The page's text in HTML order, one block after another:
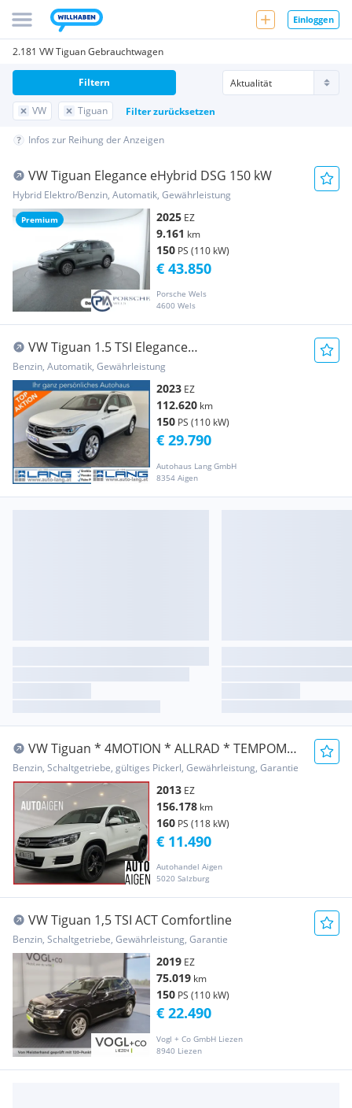
Einloggen
2.181 VW Tiguan Gebrauchtwagen
VW Tiguan Filter zurücksetzen
Filtern
Infos zur Reihung der Anzeigen
Premium
VW Tiguan Elegance eHybrid DSG 150 kW
Hybrid Elektro/Benzin, Automatik, Gewährleistung
2025 EZ
9.161 km
150 PS (110 kW)
Porsche Wels
4600 Wels
€ 43.850
VW Tiguan 1.5 TSI Elegance
LED*AHK*SITZHEIZUNG
Benzin, Automatik, Gewährleistung
2023 EZ
112.620 km
150 PS (110 kW)
Autohaus Lang GmbH
8354 Aigen
€ 29.790
VW Tiguan * 4MOTION * ALLRAD * TEMPOMAT
* KLIMA * ...
Benzin, Schaltgetriebe, gültiges Pickerl, Gewährleistung, Garantie
2013 EZ
156.178 km
160 PS (118 kW)
Autohandel Aigen
5020 Salzburg
€ 11.490
VW Tiguan 1,5 TSI ACT Comfortline
Benzin, Schaltgetriebe, Gewährleistung, Garantie
2019 EZ
75.019 km
150 PS (110 kW)
Vogl + Co GmbH Liezen
8940 Liezen
€ 22.490